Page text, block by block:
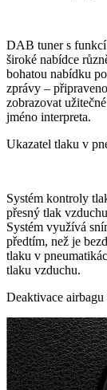
DAB tuner s
široké nabídce
bohatou nabídku
zprávy –
zobrazovat
jméno interpreta.
Ukazatel tlaku v
Systém kontroly
přesný tlak
Systém využívá
předtím, než je
tlaku v
tlaku vzduchu.
Deaktivace airbagu